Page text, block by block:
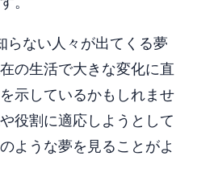
らない人々が出てくる夢
の生活で大きな変化に直
示しているかもしれませ
役割に適応しようとして
ような夢を見ることがよ